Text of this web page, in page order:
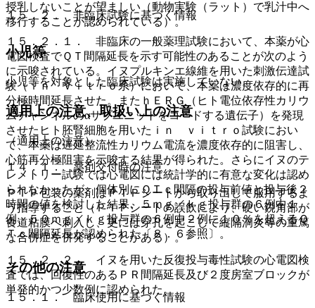
１５．２． 非臨床試験に基づく情報
１５．２．１． 非臨床の一般薬理試験において、本薬が心
電図検査でＱＴ間隔延長を示す可能性のあることが次のよう
に示唆されている。イヌプルキンエ線維を用いた刺激伝達試
験（ｉｎ ｖｉｔｒｏ系）において、本薬は濃度依存的に再
分極時間延長させた。またｈＥＲＧ（ヒト電位依存性カリウ
ムチャンネルのαサブユニットをコードする遺伝子）を発現
させたヒト胚腎細胞を用いたｉｎ ｖｉｔｒｏ試験におい
て、本薬は遅延整流性カリウム電流を濃度依存的に阻害し、
心筋再分極阻害を示唆する結果が得られた。さらにイヌのテ
レメトリー試験では心電図には統計学的に有意な変化は認め
られなかったが、個体別にＱＴｃ間隔の投与前値と投与後２
時間の値を検討した結果、５ｍｇ／ｋｇ投与群の６例中１
例、５０ｍｇ／ｋｇ投与群の６例中２例に１０％を超えるＱ
Ｔｃ間隔延長が認められた〔８．６参照〕。
１５．２．２． イヌを用いた反復投与毒性試験の心電図検
査では、回復性のあるＰＲ間隔延長及び２度房室ブロックが
単発的かつ少数例に認められた。
授乳しないことが望ましい（動物実験（ラット）で乳汁中へ
移行することが認められている）。
小児等
小児等を対象とした臨床試験は実施していない。
適用上の注意、取扱い上の注意
（適用上の注意）
１４．１． 薬剤交付時の注意
ＰＴＰ包装の薬剤はＰＴＰシートから取り出して服用するよ
う指導すること（ＰＴＰシートの誤飲により、硬い鋭角部が
食道粘膜へ刺入し、更には穿孔を起こして縦隔洞炎等の重篤
な合併症を併発することがある）。
その他の注意
１５．１． 臨床使用に基づく情報